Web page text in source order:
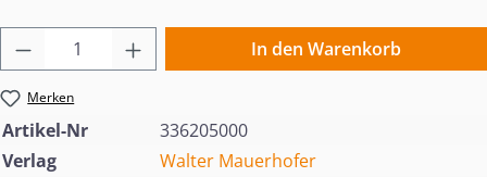
Produkt Anzahl: Gib den gewünschten
In den Warenkorb
Merken
Artikel-Nr
336205000
Verlag
Walter Mauerhofer